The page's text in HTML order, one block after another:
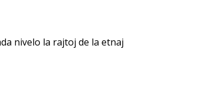
nivelo la rajtoj de la etnaj